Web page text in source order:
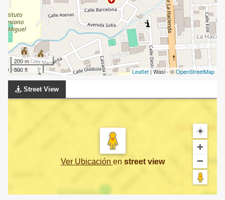
200 m
500 ft
Leaflet | Wasi - ©OpenStreetMap
Street View
Ver Ubicación en street view